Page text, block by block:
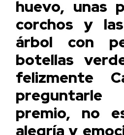
huevo, unas
corchos y
árbol con
botellas
felizmente
premio, no
alegría y